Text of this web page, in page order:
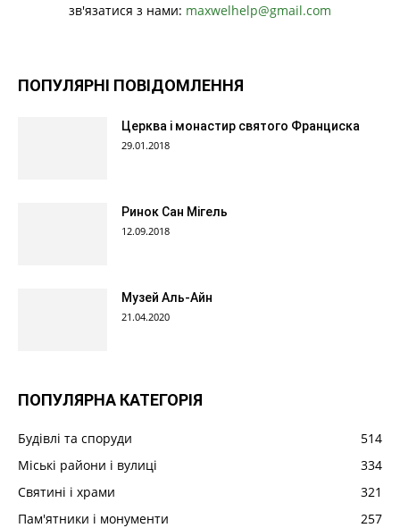
зв'язатися з нами: maxwelhelp@gmail.com
ПОПУЛЯРНІ ПОВІДОМЛЕННЯ
Церква і монастир святого Франциска
29.01.2018
Ринок Сан Мігель
12.09.2018
Музей Аль-Айн
21.04.2020
ПОПУЛЯРНА КАТЕГОРІЯ
Будівлі та споруди
514
Міські райони і вулиці
334
Святині і храми
321
Пам'ятники і монументи
257